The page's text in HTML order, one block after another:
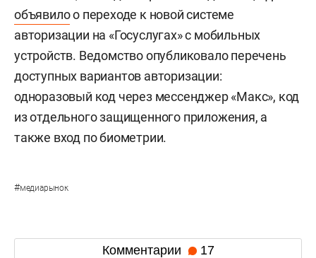
объявилоо переходе к новой системе
авторизации на «Госуслугах» с мобильных
устройств. Ведомство опубликовало перечень
доступных вариантов авторизации:
одноразовый код через мессенджер «Макс», код
из отдельного защищенного приложения, а
также вход по биометрии.
#медиарынок
Комментарии 17